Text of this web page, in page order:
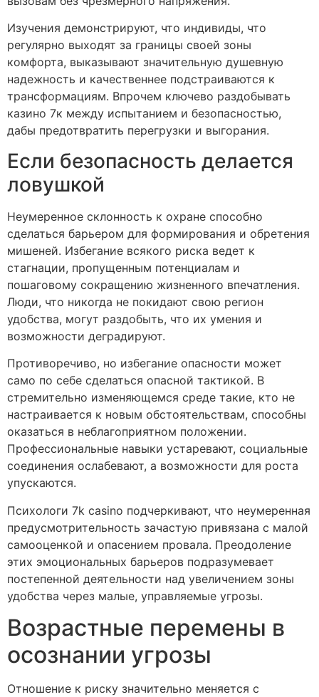
Изучения демонстрируют, что индивиды, что
регулярно выходят за границы своей зоны
комфорта, выказывают значительную душевную
надежность и качественнее подстраиваются к
трансформациям. Впрочем ключево раздобывать
казино 7к между испытанием и безопасностью,
дабы предотвратить перегрузки и выгорания.
Если безопасность делается
ловушкой
Неумеренное склонность к охране способно
сделаться барьером для формирования и обретения
мишеней. Избегание всякого риска ведет к
стагнации, пропущенным потенциалам и
пошаговому сокращению жизненного впечатления.
Люди, что никогда не покидают свою регион
удобства, могут раздобыть, что их умения и
возможности деградируют.
Противоречиво, но избегание опасности может
само по себе сделаться опасной тактикой. В
стремительно изменяющемся среде такие, кто не
настраивается к новым обстоятельствам, способны
оказаться в неблагоприятном положении.
Профессиональные навыки устаревают, социальные
соединения ослабевают, а возможности для роста
упускаются.
Психологи 7k casino подчеркивают, что неумеренная
предусмотрительность зачастую привязана с малой
самооценкой и опасением провала. Преодоление
этих эмоциональных барьеров подразумевает
постепенной деятельности над увеличением зоны
удобства через малые, управляемые угрозы.
Возрастные перемены в
осознании угрозы
Отношение к риску значительно меняется с